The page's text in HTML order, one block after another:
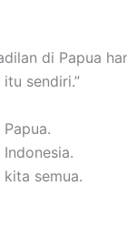
di Papua
sendiri.”
semua.